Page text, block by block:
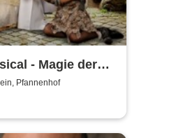
- Magie der
Pfannenhof